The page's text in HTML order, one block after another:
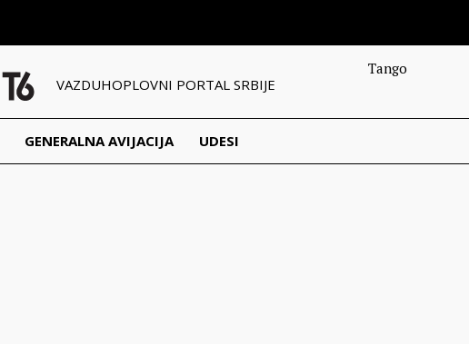
VAZDUHOPLOVNI PORTAL SRBIJE
Tango
GENERALNA AVIJACIJA UDESI